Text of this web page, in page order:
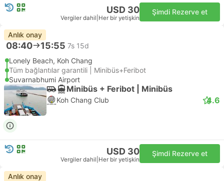
USD 30
Vergiler dahil Her bir yetişkin
Şimdi Rezerve et
Anlık onay
08:40 15:55 7s 15d
Lonely Beach, Koh Chang
Tüm bağlantılar garantili | Minibüs+Feribot
Suvarnabhumi Airport
Minibüs + Feribot | Minibüs
Koh Chang Club 4.6
USD 30
Vergiler dahil Her bir yetişkin
Şimdi Rezerve et
Anlık onay